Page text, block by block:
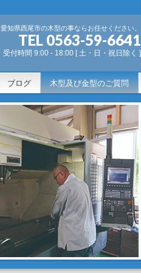
愛知県西尾市の木型の事ならお任せください。
TEL 0563-59-6641
受付時間 9:00 - 18:00 [ 土・日・祝日除く ]
ブログ 木型及び金型のご質問